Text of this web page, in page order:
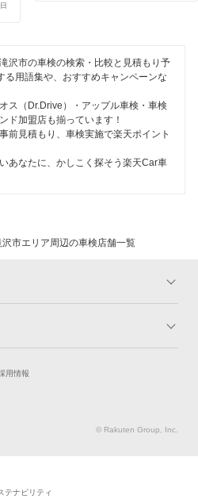
閉じる
沢市の車検の検索・比較と見積もり予
用語集や、おすすめキャンペーンな
ス（Dr.Drive）・アップル車検・車検
ド加盟店も揃っています！
前見積もり、車検実施で楽天ポイント
あなたに、かしこく探そう楽天Car車
沢市エリア周辺の車検店舗一覧
キャンペーン一覧
新車購入
自動車保険
用情報
© Rakuten Group, Inc.
テナビリティ